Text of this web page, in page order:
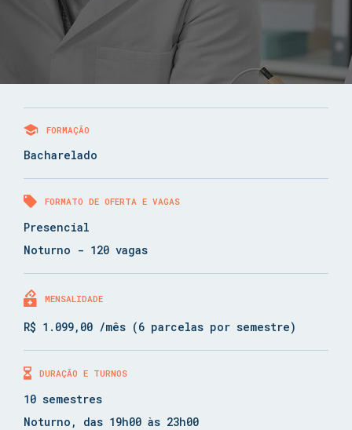
FORMAÇÃO
Bacharelado
FORMATO DE OFERTA E VAGAS
Presencial
Noturno - 120 vagas
MENSALIDADE
R$ 1.099,00 /mês (6 parcelas por semestre)
DURAÇÃO E TURNOS
10 semestres
Noturno, das 19h00 às 23h00